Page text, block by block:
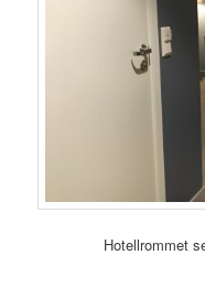
Hotellrommet